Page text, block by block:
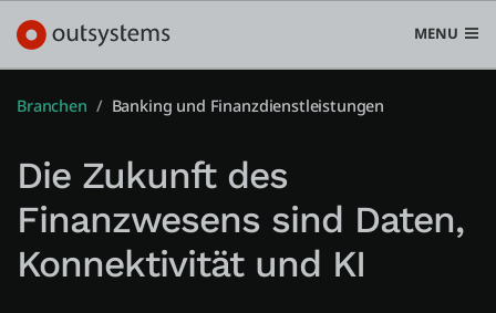
MENU
Plattform
Use Cases
Search in OutSystems
Branchen Banking und Finanzdienstleistungen
Die Zukunft des
Finanzwesens sind Daten,
Konnektivität und KI